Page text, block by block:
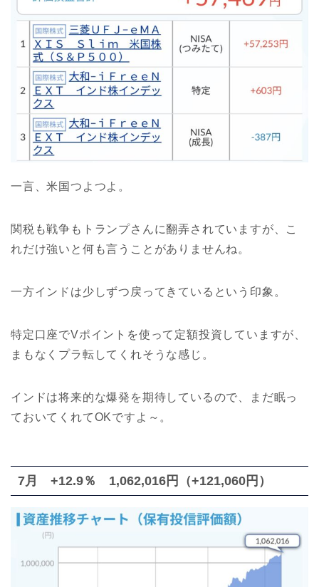
一言、米国つよつよ。
関税も戦争もトランプさんに翻弄されていますが、こ
れだけ強いと何も言うことがありませんね。
一方インドは少しずつ戻ってきているという印象。
特定口座でVポイントを使って定額投資していますが、
まもなくプラ転してくれそうな感じ。
インドは将来的な爆発を期待しているので、まだ眠っ
ておいてくれてOKですよ～。
7月 +12.9％ 1,062,016円（+121,060円）